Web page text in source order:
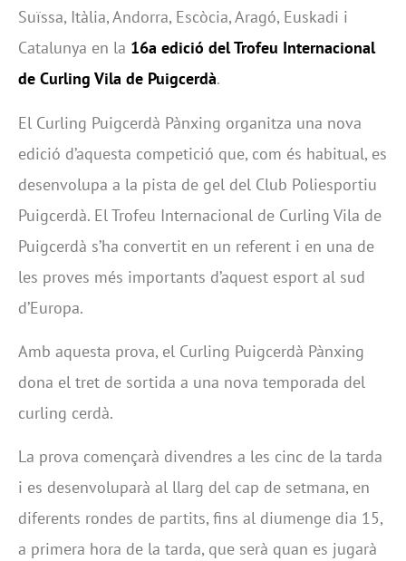
Suïssa, Itàlia, Andorra, Escòcia, Aragó, Euskadi i
Catalunya en la 16a edició del Trofeu Internacional
de Curling Vila de Puigcerdà.
El Curling Puigcerdà Pànxing organitza una nova
edició d’aquesta competició que, com és habitual, es
desenvolupa a la pista de gel del Club Poliesportiu
Puigcerdà. El Trofeu Internacional de Curling Vila de
Puigcerdà s’ha convertit en un referent i en una de
les proves més importants d’aquest esport al sud
d’Europa.
Amb aquesta prova, el Curling Puigcerdà Pànxing
dona el tret de sortida a una nova temporada del
curling cerdà.
La prova començarà divendres a les cinc de la tarda
i es desenvoluparà al llarg del cap de setmana, en
diferents rondes de partits, fins al diumenge dia 15,
a primera hora de la tarda, que serà quan es jugarà